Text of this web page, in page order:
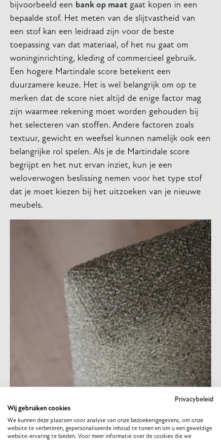
bijvoorbeeld een bank op maat gaat kopen in een
bepaalde stof. Het meten van de slijtvastheid van
een stof kan een leidraad zijn voor de beste
toepassing van dat materiaal, of het nu gaat om
woninginrichting, kleding of commercieel gebruik.
Een hogere Martindale score betekent een
duurzamere keuze. Het is wel belangrijk om op te
merken dat de score niet altijd de enige factor mag
zijn waarmee rekening moet worden gehouden bij
het selecteren van stoffen. Andere factoren zoals
textuur, gewicht en weefsel kunnen namelijk ook een
belangrijke rol spelen. Als je de Martindale score
begrijpt en het nut ervan inziet, kun je een
weloverwogen beslissing nemen voor het type stof
dat je moet kiezen bij het uitzoeken van je nieuwe
meubels.
Privacybeleid
Wij gebruiken cookies
We kunnen deze plaatsen voor analyse van onze bezoekersgegevens, om onze
website te verbeteren, gepersonaliseerde inhoud te tonen en om u een geweldige
website-ervaring te bieden. Voor meer informatie over de cookies die we